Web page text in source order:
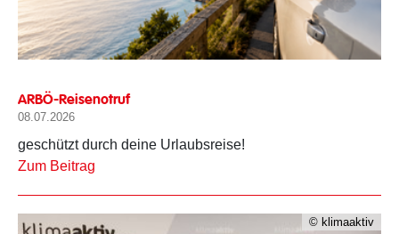
ARBÖ-Reisenotruf
08.07.2026
geschützt durch deine Urlaubsreise!
Zum Beitrag
© klimaaktiv